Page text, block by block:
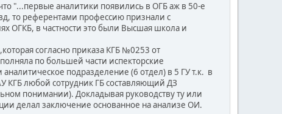
"...первые аналитики появились в ОГБ аж в 50-е
то референтами профессию признали с
ОГКБ, в частности это были Высшая школа и
согласно приказа КГБ №0253 от
по большей части испекторские
подразделение (6 отдел) в 5 ГУ т.к. в
КГБ любой сотрудник ГБ составляющий ДЗ
понимании). Докладывая руководству ту или
делал заключение основанное на анализе ОИ.